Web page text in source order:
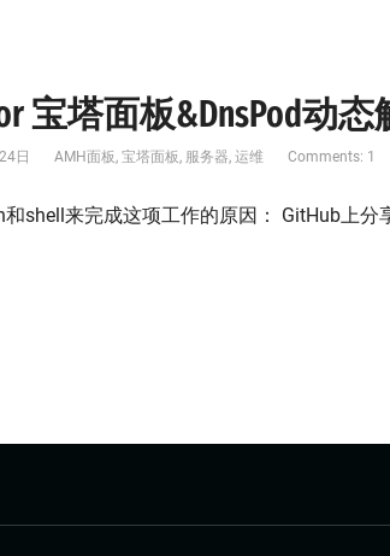
宝塔面板&DnsPod动态
日 AMH面板, 宝塔面板, 服务器, 运维 Comments: 1
和shell来完成这项工作的原因： GitHub上